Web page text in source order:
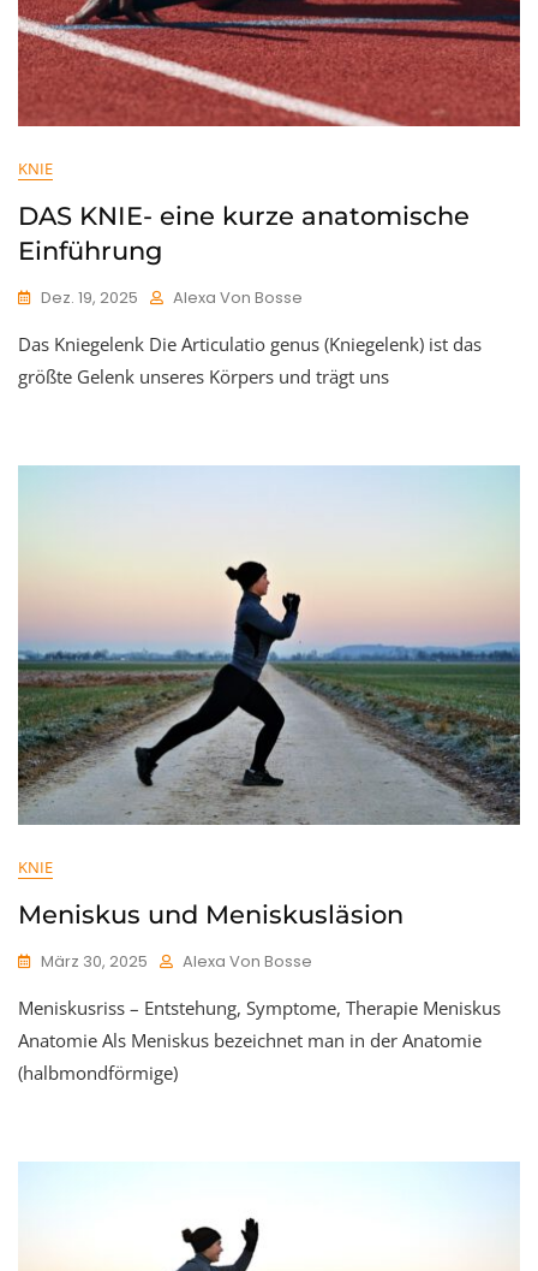
KNIE
DAS KNIE- eine kurze anatomische
Einführung
Dez. 19, 2025 Alexa Von Bosse
Das Kniegelenk Die Articulatio genus (Kniegelenk) ist das
größte Gelenk unseres Körpers und trägt uns
KNIE
Meniskus und Meniskusläsion
März 30, 2025 Alexa Von Bosse
Meniskusriss – Entstehung, Symptome, Therapie Meniskus
Anatomie Als Meniskus bezeichnet man in der Anatomie
(halbmondförmige)